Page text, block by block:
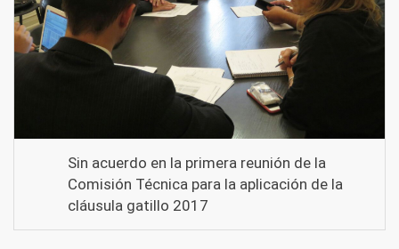
Sin acuerdo en la primera reunión de la
Comisión Técnica para la aplicación de la
cláusula gatillo 2017